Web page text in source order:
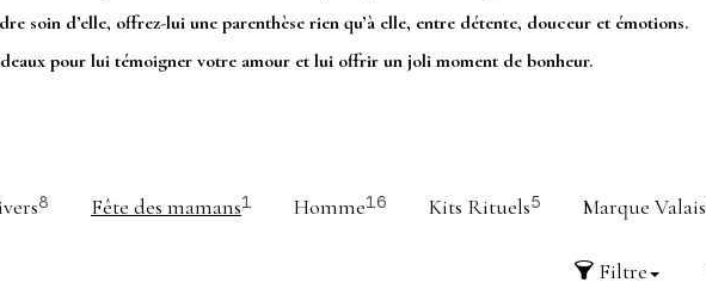
soin d’elle, offrez-lui une parenthèse rien qu’à elle, entre détente, douceur et émotions.
pour lui témoigner votre amour et lui offrir un joli moment de bonheur.
8 Fête des mamans1 Homme16 Kits Rituels5 Marque Valais
Filtre